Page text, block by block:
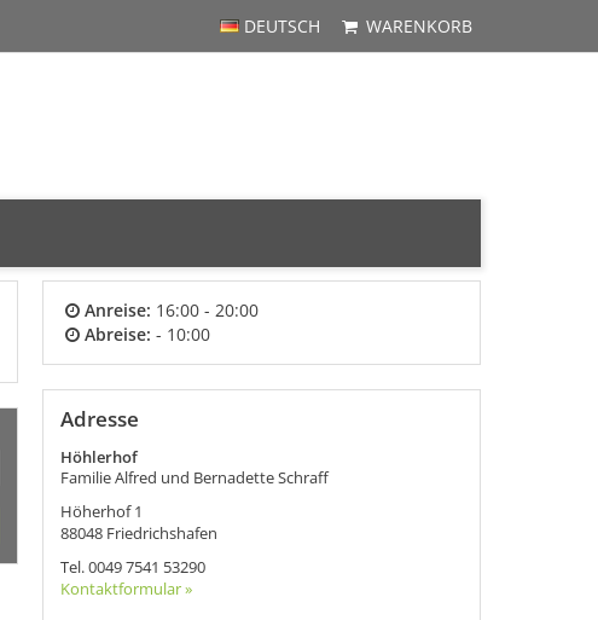
DEUTSCH WARENKORB
Anreise: 16:00 - 20:00
Abreise: - 10:00
Adresse
Höhlerhof
Familie Alfred und Bernadette Schraff
Höherhof 1
88048 Friedrichshafen
Tel.0049 7541 53290
Kontaktformular »